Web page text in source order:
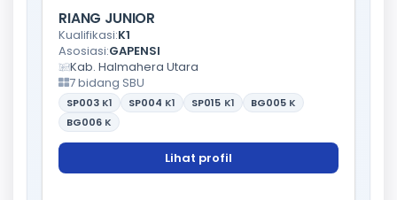
RIANG JUNIOR
Kualifikasi:K1
Asosiasi:GAPENSI
Kab. Halmahera Utara
7 bidang SBU
SP003 K1 SP004 K1 SP015 K1 BG005 K
BG006 K
Lihat profil